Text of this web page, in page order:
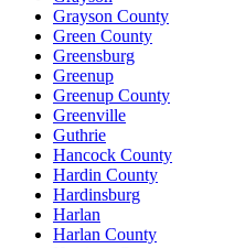
Grayson County
Green County
Greensburg
Greenup
Greenup County
Greenville
Guthrie
Hancock County
Hardin County
Hardinsburg
Harlan
Harlan County